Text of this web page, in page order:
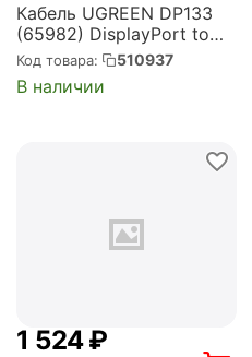
Кабель UGREEN DP133
(65982) DisplayPort to
HDMI 4K Cable 2шт.
Длина: 20см. Цвет:
серый космос (65982_)
Код товара: 510937
В наличии
1 524₽